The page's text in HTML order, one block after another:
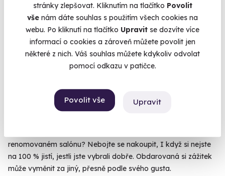
stránky zlepšovat. Kliknutím na tlačítko Povolit
vše nám dáte souhlas s použitím všech cookies na
webu. Po kliknutí na tlačítko Upravit se dozvíte více
informací o cookies a zároveň můžete povolit jen
některé z nich. Váš souhlas můžete kdykoliv odvolat
pomocí odkazu v patičce.
Povolit vše Upravit
Zobrazit zážitky na mapě
Dárky pro kamarádky se někdy vybírají špatně. Máte k sobě
blízko, a tak se od vás čeká, že to neodbydete. Nejfikanější
cesta, jak z toho ven, koupit zážitek. Víme, co ženy mají rády,
co doopravdy chtějí a máme to na skladě. :) Být bohyní v
kuchyni se vyplatí. Pošlete ji na
kurz vaření
a potrhlého manžela od nevidím do nevidím? Pošlete ji na
welness pobyt, tantrickou masáž
, nebo alespoň do salónu,
renomovaném salónu? Nebojte se nakoupit, I když si nejste
na 100 % jistí, jestli jste vybrali dobře. Obdarovaná si zážitek
může vyměnit za jiný, přesně podle svého gusta.